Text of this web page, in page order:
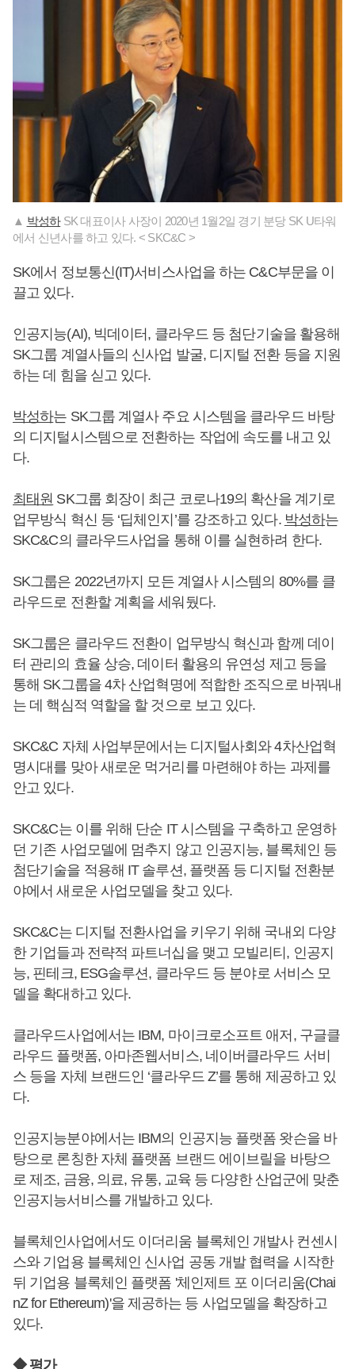
▲ 박성하SK 대표이사 사장이 2020년 1월2일 경기 분당 SK U타워
에서 신년사를 하고 있다. < SKC&C >
SK에서 정보통신(IT)서비스사업을 하는 C&C부문을 이
끌고 있다.
인공지능(AI), 빅데이터, 클라우드 등 첨단기술을 활용해
SK그룹 계열사들의 신사업 발굴, 디지털 전환 등을 지원
하는 데 힘을 싣고 있다.
박성하는 SK그룹 계열사 주요 시스템을 클라우드 바탕
의 디지털시스템으로 전환하는 작업에 속도를 내고 있
다.
최태원 SK그룹 회장이 최근 코로나19의 확산을 계기로
업무방식 혁신 등 ‘딥체인지’를 강조하고 있다. 박성하는
SKC&C의 클라우드사업을 통해 이를 실현하려 한다.
SK그룹은 2022년까지 모든 계열사 시스템의 80%를 클
라우드로 전환할 계획을 세워뒀다.
SK그룹은 클라우드 전환이 업무방식 혁신과 함께 데이
터 관리의 효율 상승, 데이터 활용의 유연성 제고 등을
통해 SK그룹을 4차 산업혁명에 적합한 조직으로 바꿔내
는 데 핵심적 역할을 할 것으로 보고 있다.
SKC&C 자체 사업부문에서는 디지털사회와 4차산업혁
명시대를 맞아 새로운 먹거리를 마련해야 하는 과제를
안고 있다.
SKC&C는 이를 위해 단순 IT 시스템을 구축하고 운영하
던 기존 사업모델에 멈추지 않고 인공지능, 블록체인 등
첨단기술을 적용해 IT 솔루션, 플랫폼 등 디지털 전환분
야에서 새로운 사업모델을 찾고 있다.
SKC&C는 디지털 전환사업을 키우기 위해 국내외 다양
한 기업들과 전략적 파트너십을 맺고 모빌리티, 인공지
능, 핀테크, ESG솔루션, 클라우드 등 분야로 서비스 모
델을 확대하고 있다.
클라우드사업에서는 IBM, 마이크로소프트 애저, 구글클
라우드 플랫폼, 아마존웹서비스, 네이버클라우드 서비
스 등을 자체 브랜드인 ‘클라우드 Z’를 통해 제공하고 있
다.
인공지능분야에서는 IBM의 인공지능 플랫폼 왓슨을 바
탕으로 론칭한 자체 플랫폼 브랜드 에이브릴을 바탕으
로 제조, 금융, 의료, 유통, 교육 등 다양한 산업군에 맞춘
인공지능서비스를 개발하고 있다.
블록체인사업에서도 이더리움 블록체인 개발사 컨센시
스와 기업용 블록체인 신사업 공동 개발 협력을 시작한
뒤 기업용 블록체인 플랫폼 '체인제트 포 이더리움(Chai
nZ for Ethereum)'을 제공하는 등 사업모델을 확장하고
있다.
◆ 평가